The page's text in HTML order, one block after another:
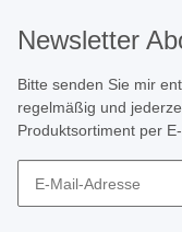
Newsletter
Bitte senden Sie mir
regelmäßig und
Produktsortiment per